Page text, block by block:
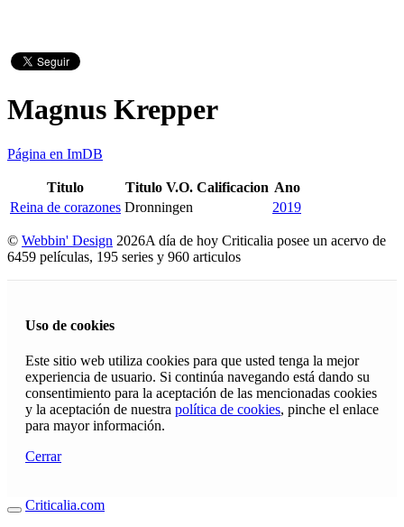
Magnus Krepper
Página en ImDB
Titulo Titulo V.O. Calificacion Ano
Reina de corazones Dronningen 2019
© Webbin' Design 2026A día de hoy Criticalia posee un acervo de
6459 películas, 195 series y 960 articulos
Uso de cookies
Este sitio web utiliza cookies para que usted tenga la mejor
experiencia de usuario. Si continúa navegando está dando su
consentimiento para la aceptación de las mencionadas cookies
y la aceptación de nuestra política de cookies, pinche el enlace
para mayor información.
Cerrar
Criticalia.com